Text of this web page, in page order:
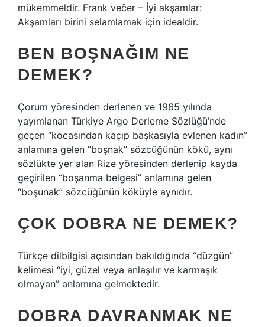
mükemmeldir. Frank večer – İyi akşamlar:
Akşamları birini selamlamak için idealdir.
BEN BOŞNAĞIM NE
DEMEK?
Çorum yöresinden derlenen ve 1965 yılında
yayımlanan Türkiye Argo Derleme Sözlüğü’nde
geçen “kocasından kaçıp başkasıyla evlenen kadın”
anlamına gelen “boşnak” sözcüğünün kökü, aynı
sözlükte yer alan Rize yöresinden derlenip kayda
geçirilen “boşanma belgesi” anlamına gelen
“boşunak” sözcüğünün köküyle aynıdır.
ÇOK DOBRA NE DEMEK?
Türkçe dilbilgisi açısından bakıldığında “düzgün”
kelimesi “iyi, güzel veya anlaşılır ve karmaşık
olmayan” anlamına gelmektedir.
DOBRA DAVRANMAK NE